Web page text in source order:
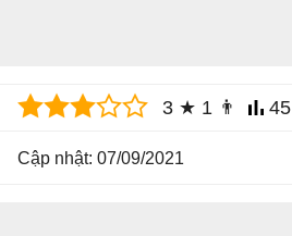
3 ★ 1 👨 45
Cập nhật: 07/09/2021